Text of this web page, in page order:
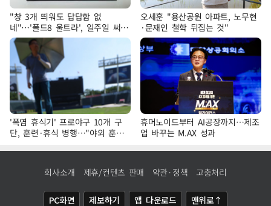
"창 3개 띄워도 답답함 없
네"…'폴드8 울트라', 일주일 써보
니
오세훈 "용산공원 아파트, 노무현
·문재인 철학 뒤집는 것"
'폭염 휴식기' 프로야구 10개 구
단, 훈련·휴식 병행…"야외 훈련
해도 안전 최우선"
휴머노이드부터 AI공장까지…제조
업 바꾸는 M.AX 성과
회사소개 제휴/컨텐츠 판매 약관·정책 고충처리
PC화면 제보하기 앱 다운로드 맨위로↑